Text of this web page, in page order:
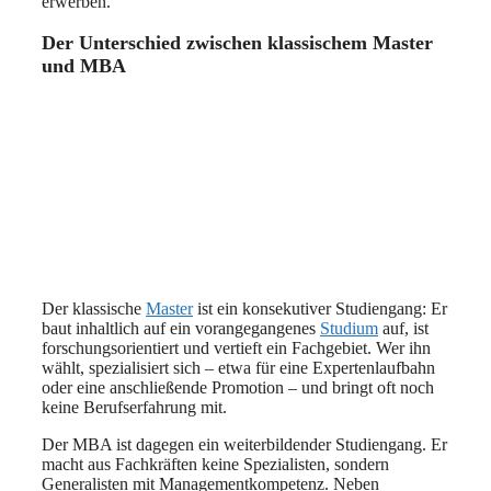
Der Unterschied zwischen klassischem Master
und MBA
Der klassische Masterist ein konsekutiver Studiengang: Er
baut inhaltlich auf ein vorangegangenes Studium auf, ist
forschungsorientiert und vertieft ein Fachgebiet. Wer ihn
wählt, spezialisiert sich – etwa für eine Expertenlaufbahn
oder eine anschließende Promotion – und bringt oft noch
keine Berufserfahrung mit.
Der MBA ist dagegen ein weiterbildender Studiengang. Er
macht aus Fachkräften keine Spezialisten, sondern
Generalisten mit Managementkompetenz. Neben